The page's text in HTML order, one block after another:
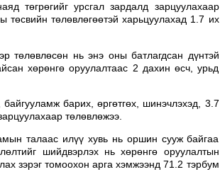
төгрөгийг урсгал зардалд зарцуулахаар
төсвийн төлөвлөгөөтэй харьцуулахад 1.7 их
төлөвлөсөн нь энэ оны батлагдсан дүнтэй
хөрөнгө оруулалтаас 2 дахин өсч, урьд
барих, өргөтгөх, шинэчлэхэд, 3.7
төлөвлөжээ.
талаас илүү хувь нь оршин сууж байгаа
шийдвэрлэх нь хөрөнгө оруулалтын
зэрэг томоохон арга хэмжээнд 71.2 тэрбум